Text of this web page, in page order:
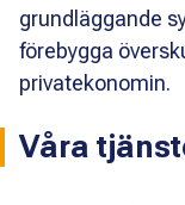
grundläggande
förebygga
privatekonomin.
Våra